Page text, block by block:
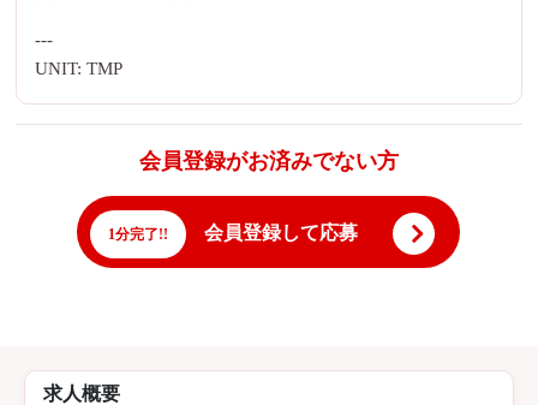
---
UNIT: TMP
会員登録がお済みでない方
1分完了!! 会員登録して応募
求人概要